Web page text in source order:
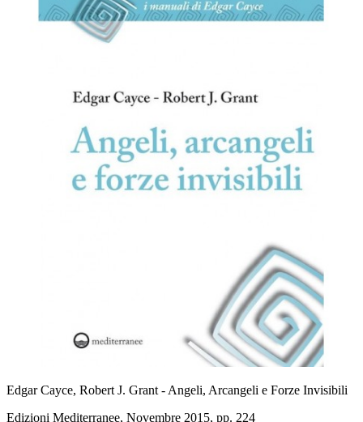
Edgar Cayce, Robert J. Grant - Angeli, Arcangeli e Forze Invisibili
Edizioni Mediterranee, Novembre 2015, pp. 224